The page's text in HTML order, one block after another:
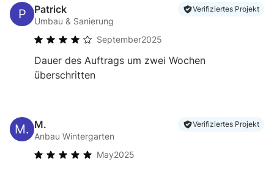
Patrick Verifiziertes Projekt
Umbau & Sanierung
September2025
Dauer des Auftrags um zwei Wochen
überschritten
M. M. Verifiziertes Projekt
Anbau Wintergarten
May2025